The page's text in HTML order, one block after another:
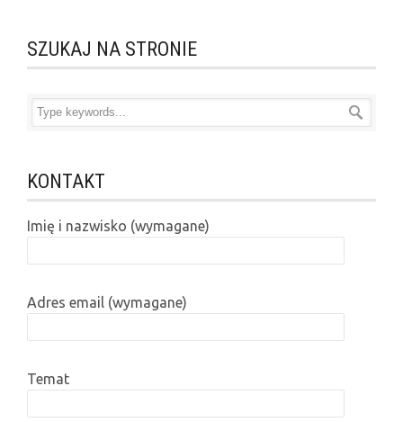
SZUKAJ NA STRONIE
KONTAKT
Imię i nazwisko (wymagane)
Adres email (wymagane)
Temat